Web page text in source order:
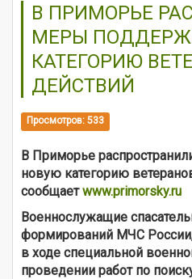
В ПРИМОРЬЕ
МЕРЫ
КАТЕГОРИЮ
ДЕЙСТВИЙ
Просмотров: 533
В Приморье
новую категорию
сообщаетwww.primorsky.ru
Военнослужащие
формирований МЧС
в ходе специальной
проведении работ по